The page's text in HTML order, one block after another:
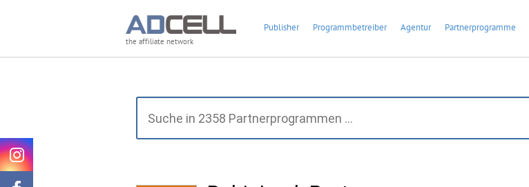
the affiliate network
Publisher Programmbetreiber Agentur Partnerprogramme